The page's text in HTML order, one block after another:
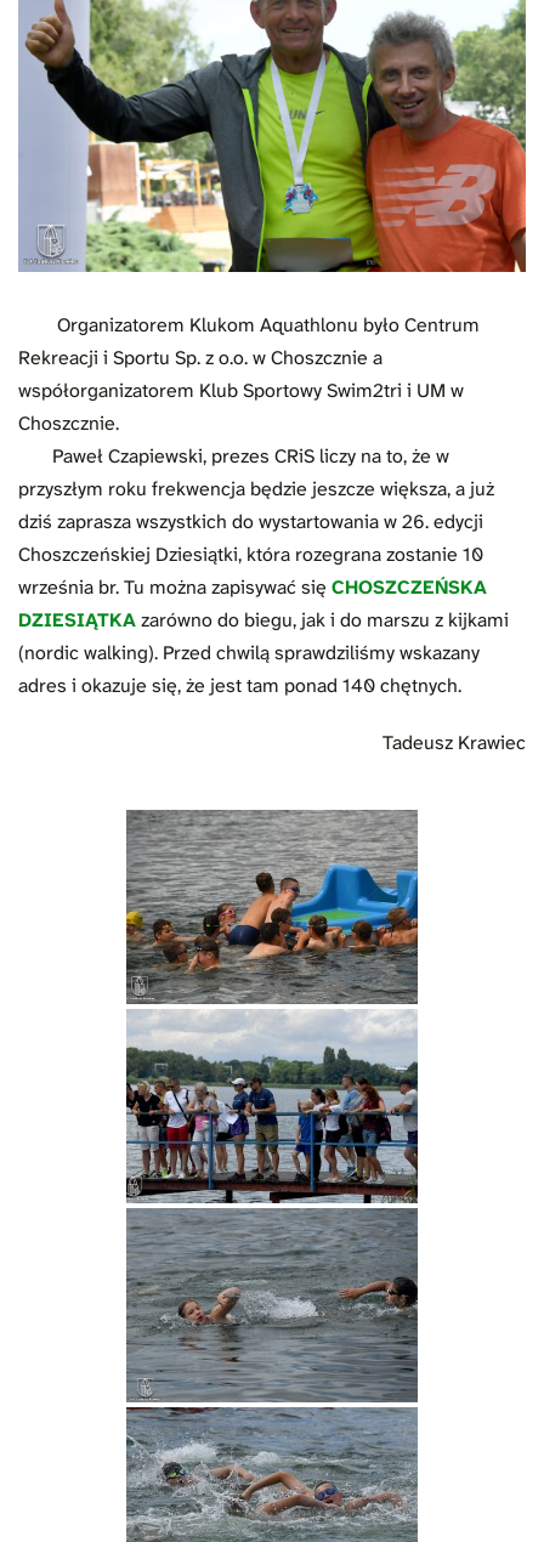
Organizatorem Klukom Aquathlonu było Centrum
Rekreacji i Sportu Sp. z o.o. w Choszcznie a
współorganizatorem Klub Sportowy Swim2tri i UM w
Choszcznie.
Paweł Czapiewski, prezes CRiS liczy na to, że w
przyszłym roku frekwencja będzie jeszcze większa, a już
dziś zaprasza wszystkich do wystartowania w 26. edycji
Choszczeńskiej Dziesiątki, która rozegrana zostanie 10
września br. Tu można zapisywać się CHOSZCZEŃSKA
DZIESIĄTKAzarówno do biegu, jak i do marszu z kijkami
(nordic walking). Przed chwilą sprawdziliśmy wskazany
adres i okazuje się, że jest tam ponad 140 chętnych.
Tadeusz Krawiec